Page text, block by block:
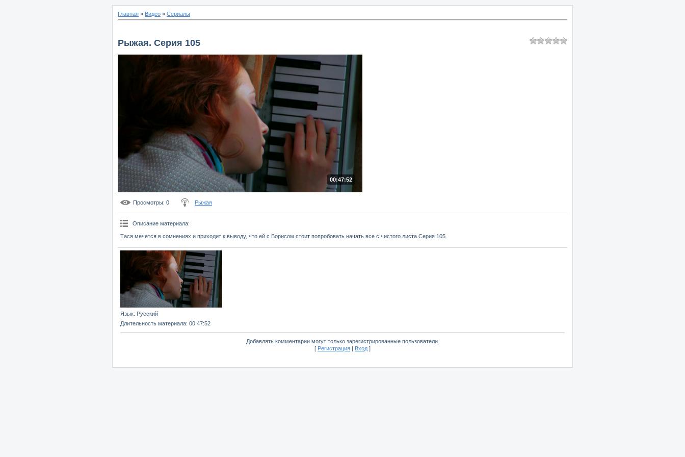
Главная » Видео » Сериалы
Рыжая. Серия 105
00:47:52
Просмотры: 0 Рыжая
Описание материала:
Тася мечется в сомнениях и приходит к выводу, что ей с Борисом стоит попробовать начать все с чистого листа.Серия 105.
Язык: Русский
Длительность материала: 00:47:52
Добавлять комментарии могут только зарегистрированные пользователи.
[ Регистрация | Вход ]